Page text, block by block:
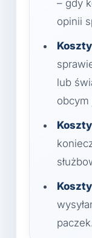
– gdy
opinii
lub
obcym
paczek.